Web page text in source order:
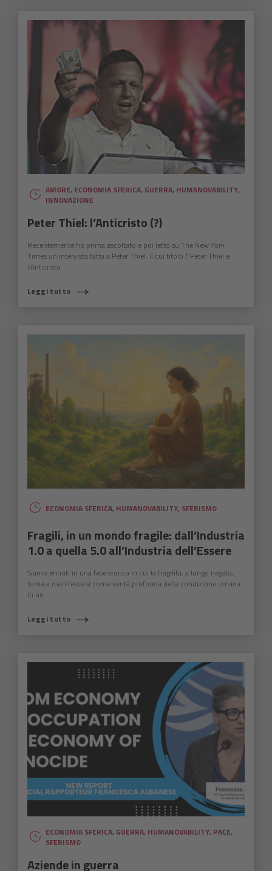
AMORE, ECONOMIA SFERICA, GUERRA, HUMANOVABILITY,
INNOVAZIONE
Peter Thiel: l’Anticristo (?)
Recentemente ho prima ascoltato e poi letto su The New York
Times un'intervista fatta a Peter Thiel, il cui titolo ("Peter Thiel e
l'Anticristo. ...
Leggi tutto
ECONOMIA SFERICA, HUMANOVABILITY, SFERISMO
Fragili, in un mondo fragile: dall’Industria
1.0 a quella 5.0 all’Industria dell’Essere
Siamo entrati in una fase storica in cui la fragilità, a lungo negata,
torna a manifestarsi come verità profonda della condizione umana.
In un ...
Leggi tutto
ECONOMIA SFERICA, GUERRA, HUMANOVABILITY, PACE,
SFERISMO
Aziende in guerra